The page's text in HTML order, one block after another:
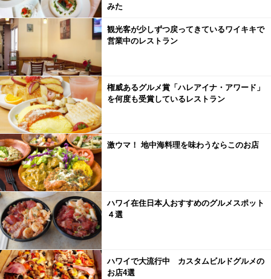
みた
観光客が少しずつ戻ってきているワイキキで
営業中のレストラン
権威あるグルメ賞「ハレアイナ・アワード」
を何度も受賞しているレストラン
激ウマ！ 地中海料理を味わうならこのお店
ハワイ在住日本人おすすめのグルメスポット
４選
ハワイで大流行中 カスタムビルドグルメの
お店4選